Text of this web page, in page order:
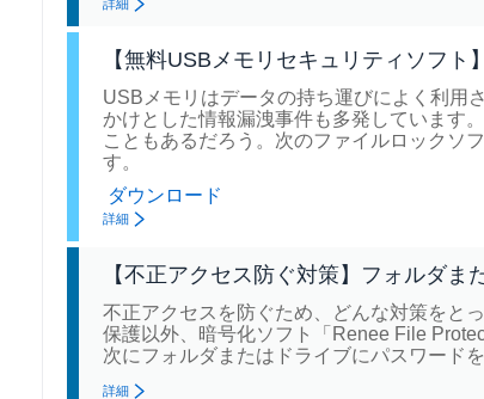
詳細
【無料USBメモリセキュリティソフ
USBメモリはデータの持ち運びによく利用
かけとした情報漏洩事件も多発しています
こともあるだろう。次のファイルロックソ
す。
ダウンロード
詳細
【不正アクセス防ぐ対策】フォルダ
不正アクセスを防ぐため、どんな対策をと
保護以外、暗号化ソフト「Renee File
次にフォルダまたはドライブにパスワード
詳細